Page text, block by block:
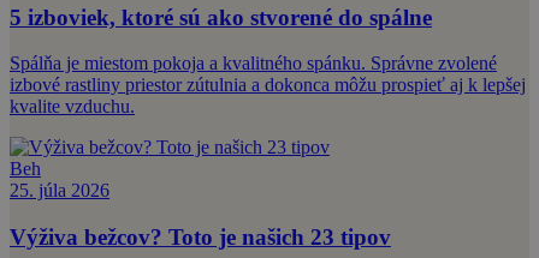
5 izboviek, ktoré sú ako stvorené do spálne
Spálňa je miestom pokoja a kvalitného spánku. Správne zvolené
izbové rastliny priestor zútulnia a dokonca môžu prospieť aj k lepšej
kvalite vzduchu.
Beh
25. júla 2026
Výživa bežcov? Toto je našich 23 tipov